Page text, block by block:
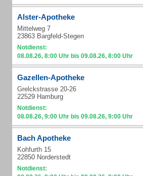
Alster-Apotheke
Mittelweg 7
23863 Bargfeld-Stegen
Notdienst:
08.08.26, 8:00 Uhr bis 09.08.26, 8:00 Uhr
Gazellen-Apotheke
Grelckstrasse 20-26
22529 Hamburg
Notdienst:
08.08.26, 9:00 Uhr bis 09.08.26, 9:00 Uhr
Bach Apotheke
Kohfurth 15
22850 Norderstedt
Notdienst: